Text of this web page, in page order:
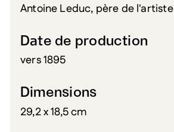
Antoine Leduc, père de l'artiste
Date de production
vers 1895
Dimensions
29,2 x 18,5 cm